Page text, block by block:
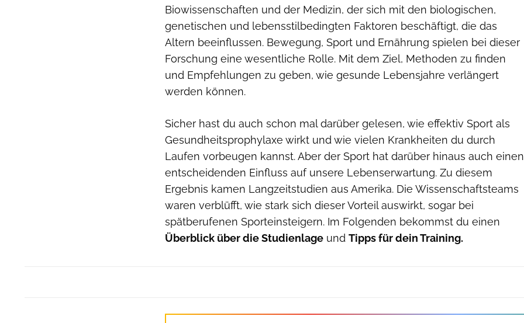
Biowissenschaften und der Medizin, der sich mit den biologischen,
genetischen und lebensstilbedingten Faktoren beschäftigt, die das
Altern beeinflussen. Bewegung, Sport und Ernährung spielen bei dieser
Forschung eine wesentliche Rolle. Mit dem Ziel, Methoden zu finden
und Empfehlungen zu geben, wie gesunde Lebensjahre verlängert
werden können.
Sicher hast du auch schon mal darüber gelesen, wie effektiv Sport als
Gesundheitsprophylaxe wirkt und wie vielen Krankheiten du durch
Laufen vorbeugen kannst. Aber der Sport hat darüber hinaus auch einen
entscheidenden Einfluss auf unsere Lebenserwartung. Zu diesem
Ergebnis kamen Langzeitstudien aus Amerika. Die Wissenschaftsteams
waren verblüfft, wie stark sich dieser Vorteil auswirkt, sogar bei
spätberufenen Sporteinsteigern. Im Folgenden bekommst du einen
Überblick über die Studienlage und Tipps für dein Training.